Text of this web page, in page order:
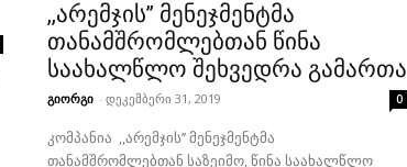
,,არემჯის’’ მენეჯმენტმა
თანამშრომლებთან წინა
საახალწლო შეხვედრა გამართა
გიორგი - დეკემბერი 31, 2019 0
კომპანია ,,არემჯის’’ მენეჯმენტმა
თანამშრომლებთან საზეიმო, წინა საახალწლო